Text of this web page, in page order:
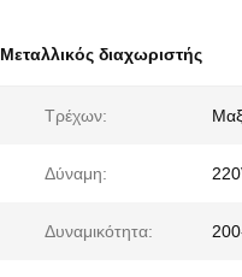
Μεταλλικός διαχωριστής
Τρέχων:
Δύναμη:
Δυναμικότητα: